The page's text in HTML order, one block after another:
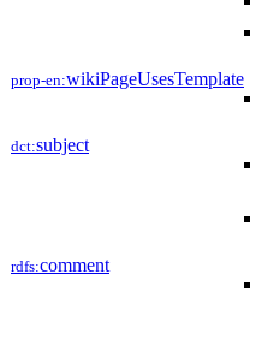
prop-en:wikiPageUsesTemplate
dct:subject
rdfs:comment